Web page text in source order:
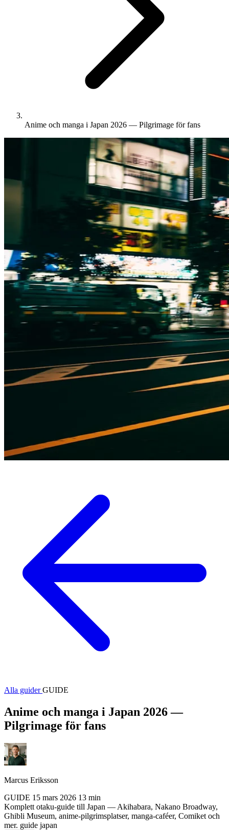
Anime och manga i Japan 2026 — Pilgrimage för fans
Alla guiderGUIDE
Anime och manga i Japan 2026 —
Pilgrimage för fans
Marcus Eriksson
GUIDE 15 mars 2026 13 min
Komplett otaku-guide till Japan — Akihabara, Nakano Broadway,
Ghibli Museum, anime-pilgrimsplatser, manga-caféer, Comiket och
mer. guide japan